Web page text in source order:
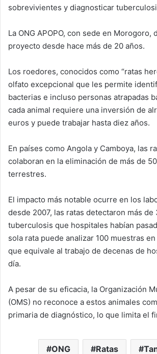
sobrevivientes y diagnosticar
La ONG APOPO, con sede en Morogoro,
proyecto desde hace más de 20 años.
Los roedores, conocidos como “ratas
olfato excepcional que les permite
bacterias e incluso personas atrapadas
cada animal requiere una inversión de
euros y puede trabajar hasta diez años.
En países como Angola y Camboya, las
colaboran en la eliminación de más de
terrestres.
El impacto más notable ocurre en los
desde 2007, las ratas detectaron más de
tuberculosis que hospitales habían
sola rata puede analizar 100 muestras
que equivale al trabajo de decenas de
día.
A pesar de su eficacia, la Organización
(OMS) no reconoce a estos animales
primaria de diagnóstico, lo que limita el
ONG Ratas